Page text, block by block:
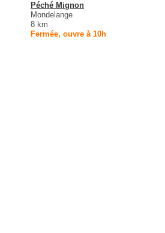
Péché Mignon
Mondelange
8 km
Fermée, ouvre à 10h